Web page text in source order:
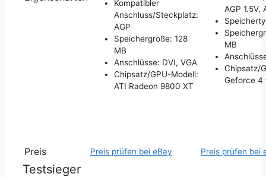
Kompatibler
Anschluss/Steckplatz:
AGP
Speichergröße: 128
MB
Anschlüsse: DVI, VGA
Chipsatz/GPU-Modell:
ATI Radeon 9800 XT
AGP 1.5V,
MB
Chipsatz/
Geforce 4
Preis Preis prüfen bei eBay Preis prüfen bei
Testsieger